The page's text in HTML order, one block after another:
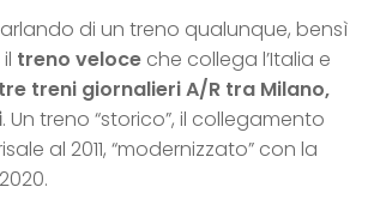
di un treno qualunque, bensì
treno veloce che collega l’Italia e
tre treni giornalieri A/R tra Milano,
. Un treno “storico”, il collegamento
al 2011, “modernizzato” con la